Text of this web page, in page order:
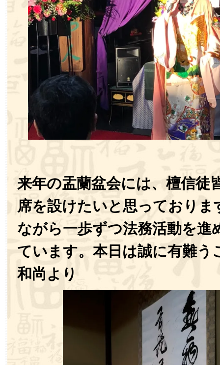
来年の盂蘭盆会には、檀信徒
席を設けたいと思っておりま
ながら一歩ずつ法務活動を進
ています。本日は誠に有難う
和尚より